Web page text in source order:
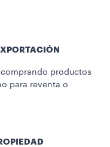
productos
para reventa o